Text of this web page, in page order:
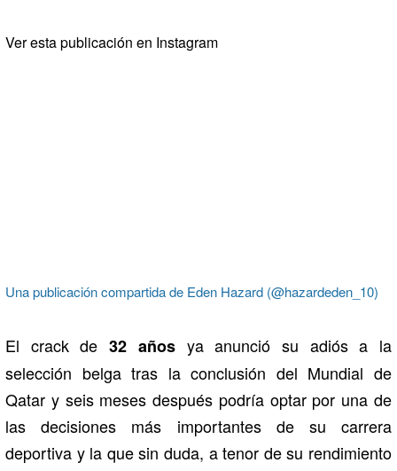
Ver esta publicación en Instagram
Una publicación compartida de Eden Hazard (@hazardeden_10)
El crack de32 añosya anunció su adiós a la
selección belga tras la conclusión del Mundial de
Qatar y seis meses después podría optar por una de
las decisiones más importantes de su carrera
deportiva y la que sin duda, a tenor de su rendimiento